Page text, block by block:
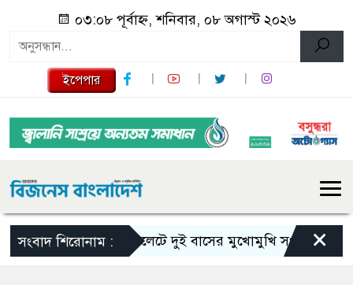
০৩:০৮ পূর্বাহ্ন, শনিবার, ০৮ অগাস্ট ২০২৬
ইপেপার
সংবাদ শিরোনাম :সিলেটে দুই বাসের মুখোমুখি সংঘর্ষে নিহত×